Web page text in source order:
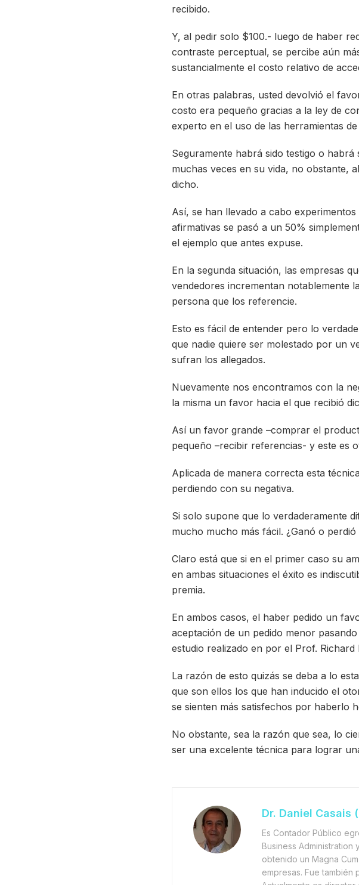
recibido.
Y, al pedir solo $100.- luego de haber
contraste perceptual, se percibe aún
sustancialmente el costo relativo de
En otras palabras, usted devolvió el
costo era pequeño gracias a la ley de
experto en el uso de las herramientas
Seguramente habrá sido testigo o
muchas veces en su vida, no obstante,
dicho.
Así, se han llevado a cabo
afirmativas se pasó a un 50%
el ejemplo que antes expuse.
En la segunda situación, las empresas
vendedores incrementan notablemente
persona que los referencie.
Esto es fácil de entender pero lo
que nadie quiere ser molestado por un
sufran los allegados.
Nuevamente nos encontramos con la
la misma un favor hacia el que recibió
Así un favor grande –comprar el
pequeño –recibir referencias- y este es
Aplicada de manera correcta esta
perdiendo con su negativa.
Si solo supone que lo verdaderamente
mucho mucho más fácil. ¿Ganó o
Claro está que si en el primer caso su
en ambas situaciones el éxito es
premia.
En ambos casos, el haber pedido un
aceptación de un pedido menor
estudio realizado en por el Prof.
La razón de esto quizás se deba a lo
que son ellos los que han inducido el
se sienten más satisfechos por haberlo
No obstante, sea la razón que sea, lo
ser una excelente técnica para lograr
Dr. Daniel Casais
Es Contador Público
Business Administration
obtenido un Magna
empresas. Fue